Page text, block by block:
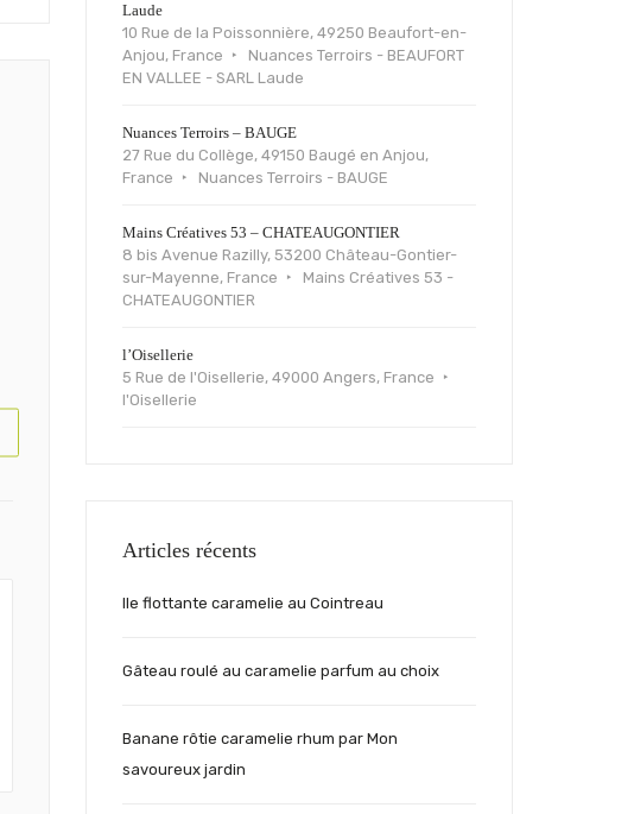
Laude
10 Rue de la Poissonnière, 49250 Beaufort-en-
Anjou, France
Nuances Terroirs - BEAUFORT
EN VALLEE - SARL Laude
Nuances Terroirs – BAUGE
27 Rue du Collège, 49150 Baugé en Anjou,
France
Nuances Terroirs - BAUGE
Mains Créatives 53 – CHATEAUGONTIER
8 bis Avenue Razilly, 53200 Château-Gontier-
sur-Mayenne, France
Mains Créatives 53 -
CHATEAUGONTIER
l’Oisellerie
5 Rue de l'Oisellerie, 49000 Angers, France
l'Oisellerie
Articles récents
Ile flottante caramelie au Cointreau
Gâteau roulé au caramelie parfum au choix
Banane rôtie caramelie rhum par Mon
savoureux jardin